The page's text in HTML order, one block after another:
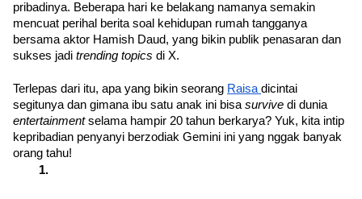
pribadinya. Beberapa hari ke belakang namanya semakin
mencuat perihal berita soal kehidupan rumah tangganya
bersama aktor Hamish Daud, yang bikin publik penasaran dan
sukses jadi trending topics di X.
Terlepas dari itu, apa yang bikin seorang Raisa dicintai
segitunya dan gimana ibu satu anak ini bisa survive
entertainment selama hampir 20 tahun berkarya? Yuk, kita intip
kepribadian penyanyi berzodiak Gemini ini yang nggak banyak
orang tahu!